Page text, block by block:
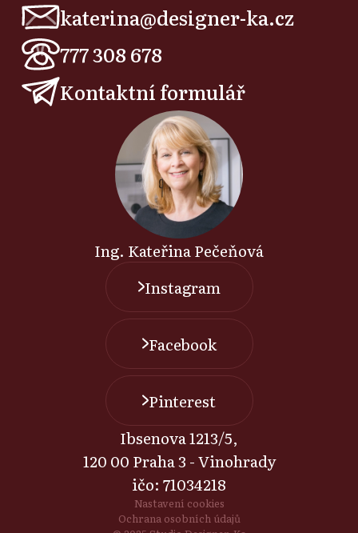
katerina@designer-ka.cz
777 308 678
Kontaktní formulář
Ing. Kateřina Pečeňová
Instagram
Facebook
Pinterest
Ibsenova 1213/5,
120 00 Praha 3 - Vinohrady
ičo: 71034218
Nastavení cookies
Ochrana osobních údajů